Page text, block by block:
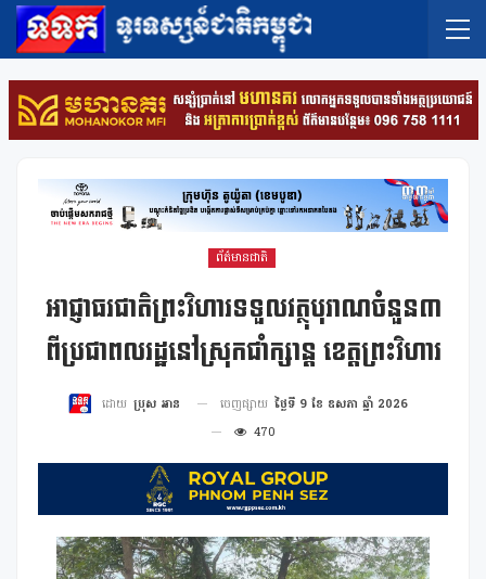
ព័ត៌មានជាតិ
អាជ្ញាធរជាតិព្រះវិហារទទួលវត្ថុបុរាណចំនួន៣
ពីប្រជាពលរដ្ឋនៅស្រុកជាំក្សាន្ត ខេត្តព្រះវិហារ
ដោយ ប្រុស អាន ចេញផ្សាយ ថ្ងៃទី 9 ខែ ឧសភា ឆ្នាំ 2026
470